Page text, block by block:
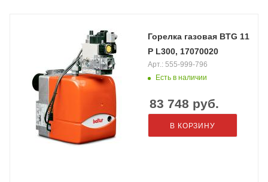
Горелка газовая BTG 11
P L300, 17070020
Есть в наличии
Арт.: 555-999-796
83 748 руб.
В КОРЗИНУ